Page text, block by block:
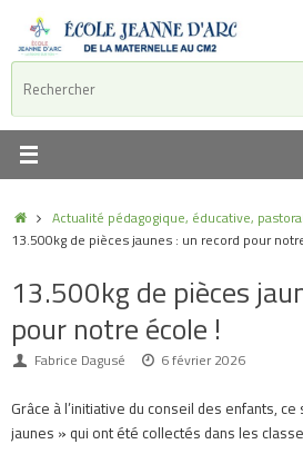
Actualité pédagogique, éducative,
13.500kg de pièces jaunes : un record pour
13.500kg de pièces
pour notre école !
Fabrice Dagusé 6 février 2026
Grâce à l’initiative du conseil des enfants,
jaunes » qui ont été collectés dans les